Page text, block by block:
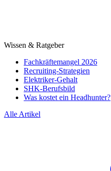
Wissen & Ratgeber
Fachkräftemangel 2026
Recruiting-Strategien
Elektriker-Gehalt
SHK-Berufsbild
Was kostet ein Headhunter?
Alle Artikel